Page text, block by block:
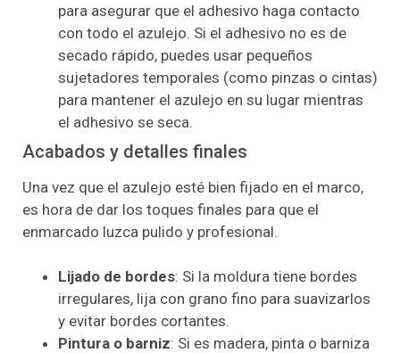
para asegurar que el adhesivo haga contacto
con todo el azulejo. Si el adhesivo no es de
secado rápido, puedes usar pequeños
sujetadores temporales (como pinzas o cintas)
para mantener el azulejo en su lugar mientras
el adhesivo se seca.
Acabados y detalles finales
Una vez que el azulejo esté bien fijado en el marco,
es hora de dar los toques finales para que el
enmarcado luzca pulido y profesional.
Lijado de bordes: Si la moldura tiene bordes
irregulares, lija con grano fino para suavizarlos
y evitar bordes cortantes.
Pintura o barniz: Si es madera, pinta o barniza